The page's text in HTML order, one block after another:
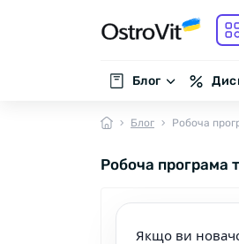
Блог
Блог Робоча
Робоча програма
Якщо ви